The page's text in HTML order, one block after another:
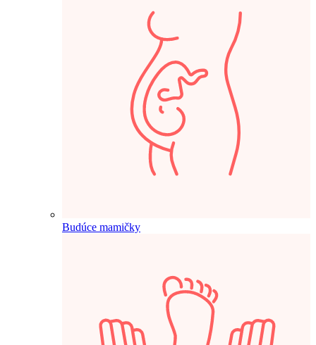
Budúce mamičky